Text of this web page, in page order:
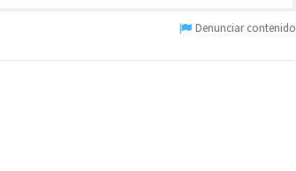
Denunciar contenido